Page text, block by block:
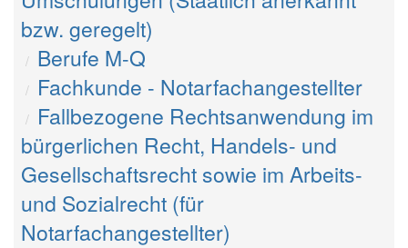
bzw. geregelt)
Berufe M-Q
Fachkunde - Notarfachangestellter
Fallbezogene Rechtsanwendung im
bürgerlichen Recht, Handels- und
Gesellschaftsrecht sowie im Arbeits-
und Sozialrecht (für
Notarfachangestellter)